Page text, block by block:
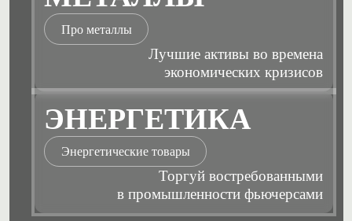
Про металлы
Лучшие активы во времена
экономических кризисов
ЭНЕРГЕТИКА
Энергетические товары
Торгуй востребованными
в промышленности фьючерсами